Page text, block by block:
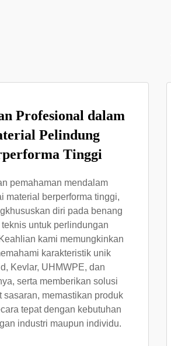
Profesional dalam
Pelindung
Tinggi
pemahaman mendalam
material berperforma tinggi,
diri pada benang
untuk perlindungan
kami memungkinkan
karakteristik unik
Kevlar, UHMWPE, dan
serta memberikan solusi
sasaran, memastikan produk
tepat dengan kebutuhan
industri maupun individu.